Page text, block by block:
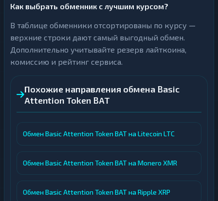
Как выбрать обменник с лучшим курсом?
В таблице обменники отсортированы по курсу —
верхние строки дают самый выгодный обмен.
Дополнительно учитывайте резерв лайткоина,
комиссию и рейтинг сервиса.
Похожие направления обмена Basic
Attention Token BAT
Обмен Basic Attention Token BAT на Litecoin LTC
Обмен Basic Attention Token BAT на Monero XMR
Обмен Basic Attention Token BAT на Ripple XRP